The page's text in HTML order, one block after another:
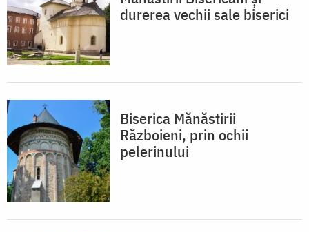
durerea vechii sale biserici
Biserica Mănăstirii
Războieni, prin ochii
pelerinului